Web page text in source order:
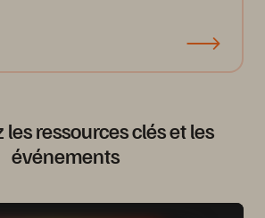
les ressources clés et les
événements